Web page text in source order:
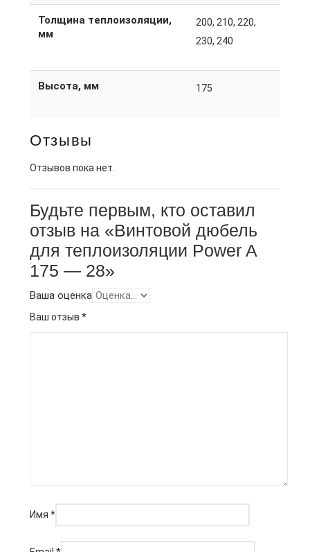
Толщина теплоизоляции,
мм
200, 210, 220,
230, 240
Высота, мм 175
Отзывы
Отзывов пока нет.
Будьте первым, кто оставил
отзыв на «Винтовой дюбель
для теплоизоляции Power A
175 — 28»
Ваша оценка
Ваш отзыв *
Имя *